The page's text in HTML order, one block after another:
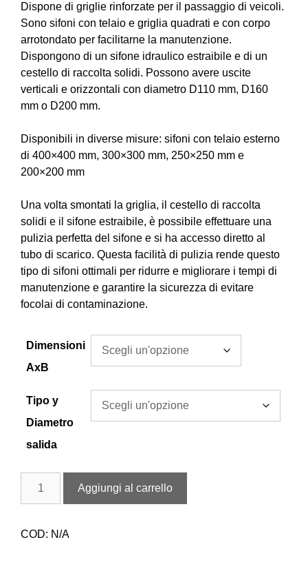
Dispone di griglie rinforzate per il passaggio di veicoli.
Sono sifoni con telaio e griglia quadrati e con corpo
arrotondato per facilitarne la manutenzione.
Dispongono di un sifone idraulico estraibile e di un
cestello di raccolta solidi. Possono avere uscite
verticali e orizzontali con diametro D110 mm, D160
mm o D200 mm.
Disponibili in diverse misure: sifoni con telaio esterno
di 400×400 mm, 300×300 mm, 250×250 mm e
200×200 mm
Una volta smontati la griglia, il cestello di raccolta
solidi e il sifone estraibile, è possibile effettuare una
pulizia perfetta del sifone e si ha accesso diretto al
tubo di scarico. Questa facilità di pulizia rende questo
tipo di sifoni ottimali per ridurre e migliorare i tempi di
manutenzione e garantire la sicurezza di evitare
focolai di contaminazione.
Dimensioni
AxB
Tipo y
Diametro
salida
Aggiungi al carrello
COD: N/A